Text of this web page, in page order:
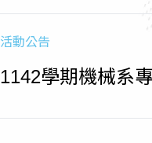
活動公告
1142學期機械系